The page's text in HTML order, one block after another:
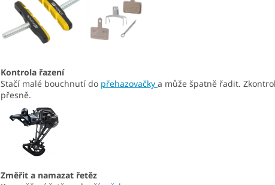
Kontrola řazení
Stačí malé bouchnutí do přehazovačky a může špatně řadit.
přesně.
Změřit a namazat řetěz